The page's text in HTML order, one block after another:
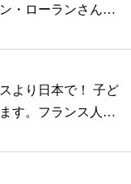
・ローランさんの
より日本で！ 子ど
す。フランス人イ